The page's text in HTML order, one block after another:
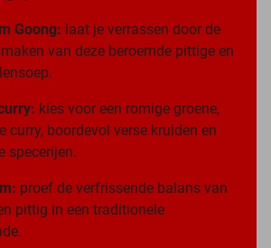
Goong: laat je verrassen door de
van deze beroemde pittige en
kies voor een romige groene,
curry, boordevol verse kruiden en
specerijen.
proef de verfrissende balans van
pittig in een traditionele